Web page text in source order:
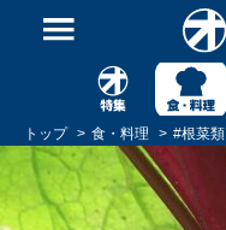
トップ 食・料理 #根菜類